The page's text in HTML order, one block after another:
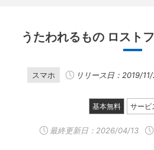
うたわれるもの ロスト
スマホ リリース日：2019/
基本無料 サービ
最終更新日： 2026/04/13